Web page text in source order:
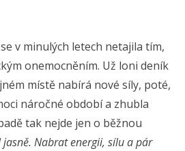
v minulých letech netajila tím,
onemocněním. Už loni deník
místě nabírá nové síly, poté,
náročné období a zhubla
tak nejde jen o běžnou
jasně. Nabrat energii, sílu a pár